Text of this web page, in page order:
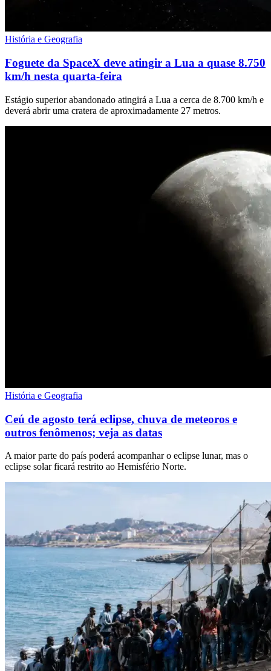
História e Geografia
Foguete da SpaceX deve atingir a Lua a quase 8.750
km/h nesta quarta-feira
Estágio superior abandonado atingirá a Lua a cerca de 8.700 km/h e
deverá abrir uma cratera de aproximadamente 27 metros.
História e Geografia
Ceú de agosto terá eclipse, chuva de meteoros e
outros fenômenos; veja as datas
A maior parte do país poderá acompanhar o eclipse lunar, mas o
eclipse solar ficará restrito ao Hemisfério Norte.